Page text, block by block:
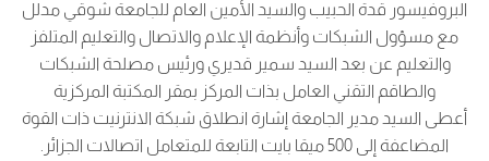
البروفيسور قدة الحبيب والسيد الأمين العام للجامعة شوقي مدلل
مع مسؤول الشبكات وأنظمة الإعلام والاتصال والتعليم المتلفز
والتعليم عن بعد السيد سمير قديري ورئيس مصلحة الشبكات
والطاقم التقني العامل بذات المركز بمقر المكتبة المركزية
أعطى السيد مدير الجامعة إشارة انطلاق شبكة الانترنيت ذات القوة
المضاعفة إلى 500 ميقا بايت التابعة للمتعامل اتصالات الجزائر.